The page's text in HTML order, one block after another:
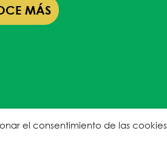
el consentimiento de las cookies
MÁS